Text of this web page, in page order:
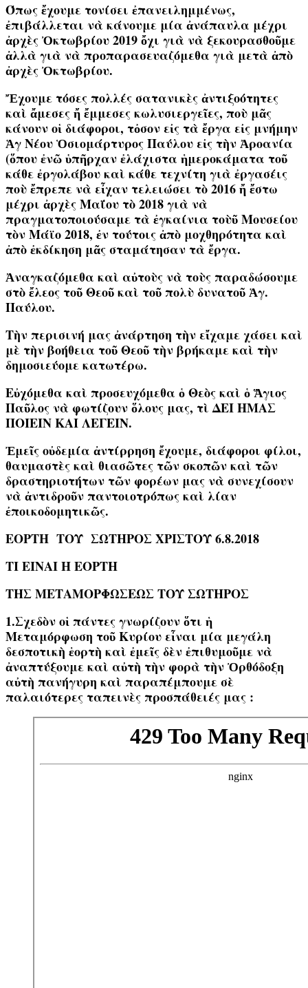
Όπως ἔχουμε τονίσει ἐπανειλημμένως,
ἐπιβάλλεται νὰ κάνουμε μία ἀνάπαυλα μέχρι
ἀρχὲς Ὀκτωβρίου 2019 ὄχι γιὰ νὰ ξεκουρασθοῦμε
ἀλλὰ γιὰ νὰ προπαρασευαζόμεθα γιὰ μετὰ ἀπὸ
ἀρχὲς Ὀκτωβρίου.
Ἔχουμε τόσες πολλές σατανικὲς ἀντιξοότητες
καὶ ἄμεσες ἤ ἔμμεσες κωλυσιεργεῖες, ποὺ μᾶς
κάνουν οἱ διάφοροι, τὀσον εἰς τὰ ἔργα εἰς μνήμην
Ἁγ Νέου Ὁσιομάρτυρος Παύλου εἰς τὴν Ἀροανία
(ὅπου ἐνῶ ὑπῆρχαν ἐλάχιστα ἡμεροκάματα τοῦ
κάθε ἐργολάβου καὶ κάθε τεχνίτη γιὰ ἐργασέις
ποὺ ἔπρεπε νὰ εἶχαν τελειώσει τὸ 2016 ἤ ἔστω
μέχρι ἀρχὲς Μαΐου τὸ 2018 γιὰ νὰ
πραγματοποιούσαμε τὰ ἐγκαίνια τοὺῦ Μουσείου
τὸν Μάϊο 2018, ἐν τούτοις ἀπὸ μοχθηρότητα καὶ
ἀπὸ ἐκδίκηση μᾶς σταμάτησαν τὰ ἔργα.
Ἀναγκαζόμεθα καὶ αὐτοὺς νὰ τοὺς παραδώσουμε
στὸ ἔλεος τοῦ Θεοῦ καὶ τοῦ πολὺ δυνατοῦ Ἁγ.
Παύλου.
Τὴν περισινή μας ἀνάρτηση τὴν εἴχαμε χάσει καὶ
μὲ τὴν βοήθεια τοῦ Θεοῦ τὴν βρήκαμε καὶ τὴν
δημοσιεύομε κατωτέρω.
Εὐχόμεθα καὶ προσευχόμεθα ὁ Θεὸς καὶ ὁ Ἅγιος
Παῦλος νὰ φωτίζουν ὅλους μας, τὶ ΔΕΙ ΗΜΑΣ
ΠΟΙΕΙΝ ΚΑΙ ΛΕΓΕΙΝ.
Ἐμεῖς οὐδεμία ἀντίρρηση ἔχουμε, διάφοροι φίλοι,
θαυμαστὲς καὶ θιασῶτες τῶν σκοπῶν καὶ τῶν
δραστηριοτήτων τῶν φορέων μας νὰ συνεχίσουν
νὰ ἀντιδροῦν παντοιοτρόπως καὶ λίαν
ἐποικοδομητικῶς.
ΕΟΡΤΗ ΤΟΥ ΣΩΤΗΡΟΣ ΧΡΙΣΤΟΥ 6.8.2018
ΤΙ ΕΙΝΑΙ Η ΕΟΡΤΗ
ΤΗΣ ΜΕΤΑΜΟΡΦΩΣΕΩΣ ΤΟΥ ΣΩΤΗΡΟΣ
1.Σχεδὸν οἱ πάντες γνωρίζουν ὅτι ἡ
Μεταμόρφωση τοῦ Κυρίου εἶναι μία μεγάλη
δεσποτικὴ ἑορτὴ καὶ ἐμεῖς δὲν ἐπιθυμοῦμε νὰ
ἀναπτύξουμε καὶ αὐτὴ τὴν φορὰ τὴν Ὀρθόδοξη
αὐτὴ πανήγυρη καὶ παραπέμπουμε σὲ
παλαιότερες ταπεινὲς προσπάθειές μας :